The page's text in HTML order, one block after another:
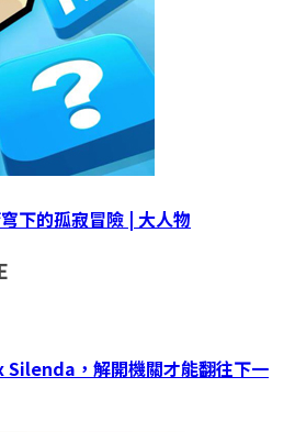
下的孤寂冒險 | 大人物
Silenda，解開機關才能翻往下一